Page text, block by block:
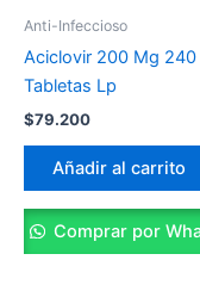
Anti-Infeccioso
Aciclovir 200 Mg 240
Tabletas Lp
$79.200
Añadir al carrito
Comprar por